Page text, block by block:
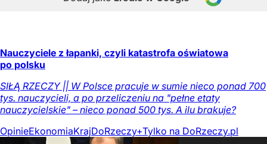
Nauczyciele z łapanki, czyli katastrofa oświatowa
po polsku
SIŁĄ RZECZY || W Polsce pracuje w sumie nieco ponad 700
tys. nauczycieli, a po przeliczeniu na "pełne etaty
nauczycielskie" – nieco ponad 500 tys. A ilu brakuje?
OpinieEkonomiaKrajDoRzeczy+Tylko na DoRzeczy.pl